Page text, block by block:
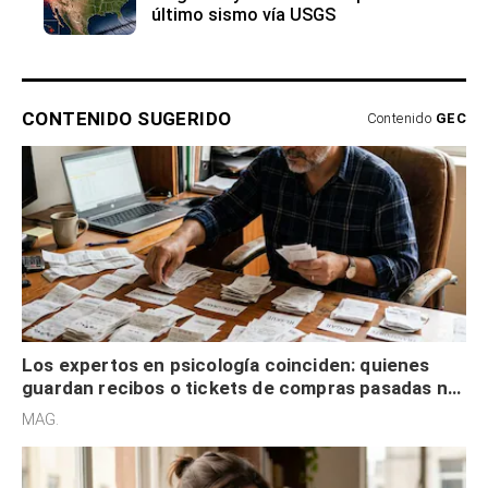
último sismo vía USGS
CONTENIDO SUGERIDO Contenido GEC
Los expertos en psicología coinciden: quienes
guardan recibos o tickets de compras pasadas no
son acumuladores, sino que tienen necesidad de
MAG.